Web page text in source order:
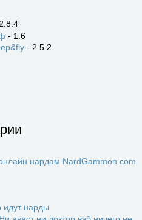
- 1.6
- 2.5.2
нардам NardGammon.com
идут нарды